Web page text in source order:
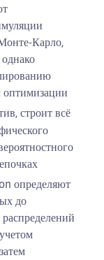
Карло,
оптимизации
строит всё
определяют
до